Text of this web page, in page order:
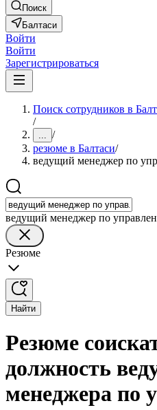
Поиск
Балтаси
Войти
Войти
Зарегистрироваться
Поиск сотрудников в
/
... /
резюме в Балтаси/
ведущий менеджер по
ведущий менеджер по
Резюме
Найти
Резюме
должность
менеджера по